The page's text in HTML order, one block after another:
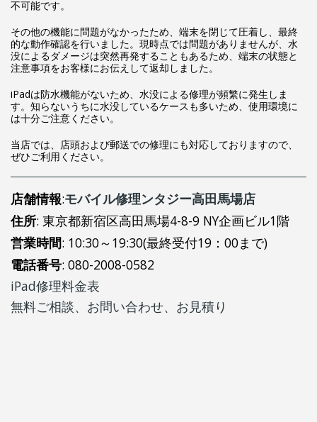
不可能です。
その他の機能に問題がなかったため、端末を閉じて圧着し、最終
的な動作確認を行いました。現時点では問題がありませんが、水
没によるダメージは突然再発することもあるため、端末の状態と
注意事項をお客様にお伝えして返却しました。
iPadは防水機能がないため、水没による修理が頻繁に発生しま
す。知らないうちに水没しているケースも多いため、使用環境に
は十分ご注意ください。
当店では、店頭および郵送での修理にも対応しておりますので、
ぜひご利用ください。
店舗情報:モバイル修理ンタジー高田馬場店
住所: 東京都新宿区高田馬場4-8-9 NY企画ビル1階
営業時間: 10:30～19:30(最終受付19：00まで)
電話番号: 080-2008-0582
iPad修理料金表
無料ご相談、お問い合わせ、お見積り